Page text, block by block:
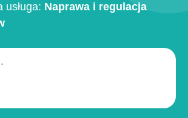
usługa: Naprawa i regulacja